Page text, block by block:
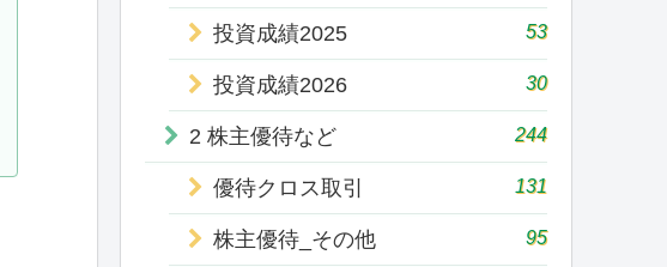
投資成績2025 53
投資成績2026 30
2 株主優待など 244
優待クロス取引 131
株主優待_その他 95